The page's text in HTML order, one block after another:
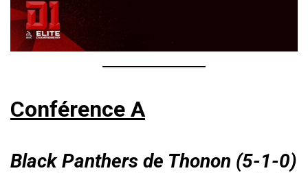
Conférence A
Black Panthers de Thonon (5-1-0)